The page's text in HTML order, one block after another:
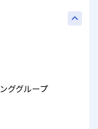
ググループ